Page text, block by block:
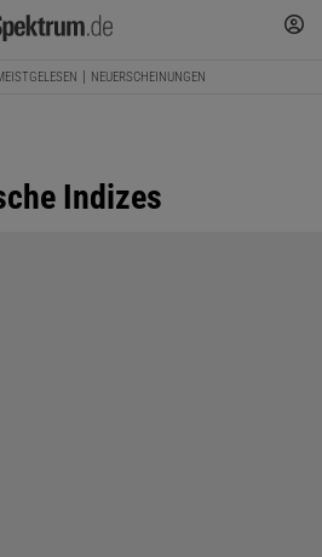
NEUERSCHEINUNGEN
Indizes